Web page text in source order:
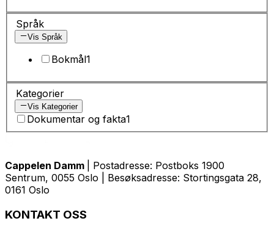
Språk
Vis Språk
Bokmål1
Kategorier
Vis Kategorier
Dokumentar og fakta1
Cappelen Damm
| Postadresse: Postboks 1900
Sentrum, 0055 Oslo | Besøksadresse: Stortingsgata 28,
0161 Oslo
KONTAKT OSS